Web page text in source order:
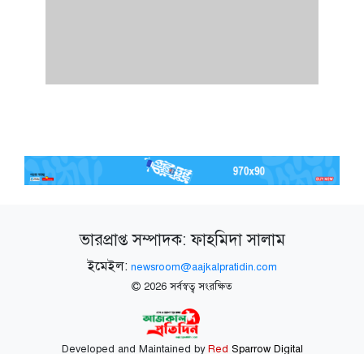
ভারপ্রাপ্ত সম্পাদক: ফাহমিদা সালাম
ইমেইল: newsroom@aajkalpratidin.com
2026 সর্বস্বত্ব সংরক্ষিত
Developed and Maintained byRed Sparrow Digital